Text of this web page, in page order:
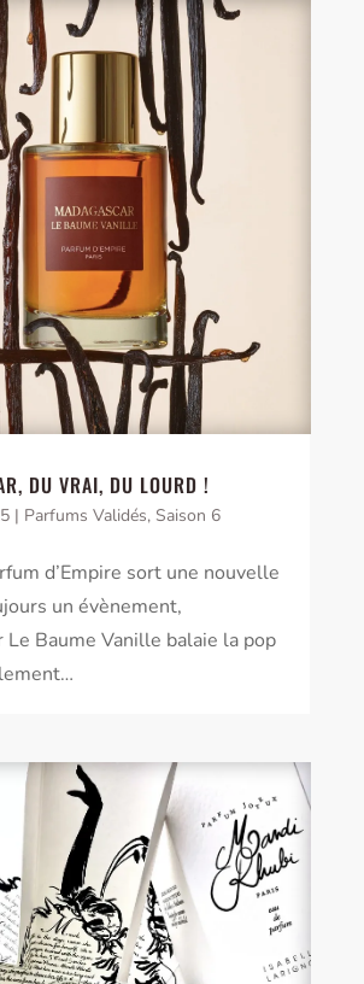
DU VRAI, DU LOURD !
| Parfums Validés, Saison 6
d’Empire sort une nouvelle
un évènement,
Le Baume Vanille balaie la pop